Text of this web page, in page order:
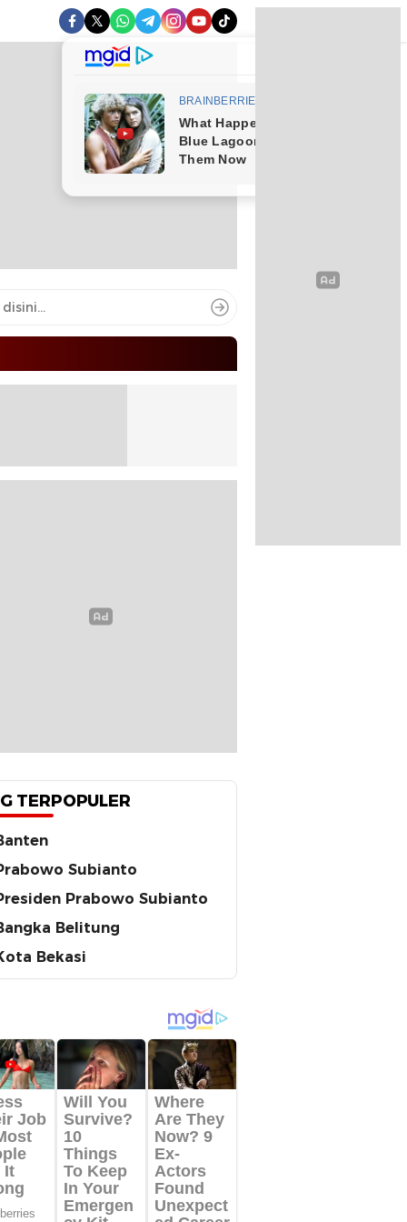
TERPOPULER
Subianto
Prabowo Subianto
Belitung
Bekasi